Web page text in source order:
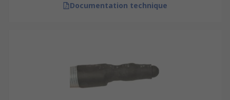
Documentation technique